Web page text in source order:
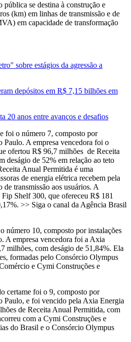
pública se destina à construção e
(km) em linhas de transmissão e de
em capacidade de transformação
sobre estágios da agressão a
depósitos em R$ 7,15 bilhões em
20 anos entre avanços e desafios
foi o número 7, composto por
Paulo. A empresa vencedora foi o
ofertou R$ 96,7 milhões de Receita
deságio de 52% em relação ao teto
Anual Permitida é uma
de energia elétrica recebem pela
transmissão aos usuários. A
Shelf 300, que ofereceu R$ 181
>> Siga o canal da Agência Brasil
número 10, composto por instalações
A empresa vencedora foi a Axia
milhões, com deságio de 51,84%. Ela
formadas pelo Consórcio Olympus
e Cymi Construções e
certame foi o 9, composto por
Paulo, e foi vencido pela Axia Energia
de Receita Anual Permitida, com
com a Cymi Construções e
do Brasil e o Consórcio Olympus